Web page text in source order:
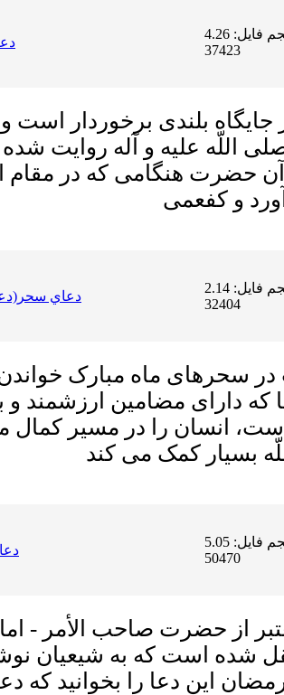
حجم فایل: 4.26 MB | دریافت ها:
37423
جايگاه بلندى برخوردار است و
عليه و آله روايت شده
حضرت هنگامى كه در مقام
دعاي
حجم فایل: 2.14 MB | دریافت ها:
32404
سحرهاى ماه مبارک
داراى مضامین ارزشمند و
انسان را در مسیر کمال
حجم فایل: 5.05 MB | دریافت ها:
50470
از حضرت صاحب الأمر -
شده است که به شیعیان
این دعا را بخوانید که